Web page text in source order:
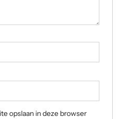
opslaan in deze browser